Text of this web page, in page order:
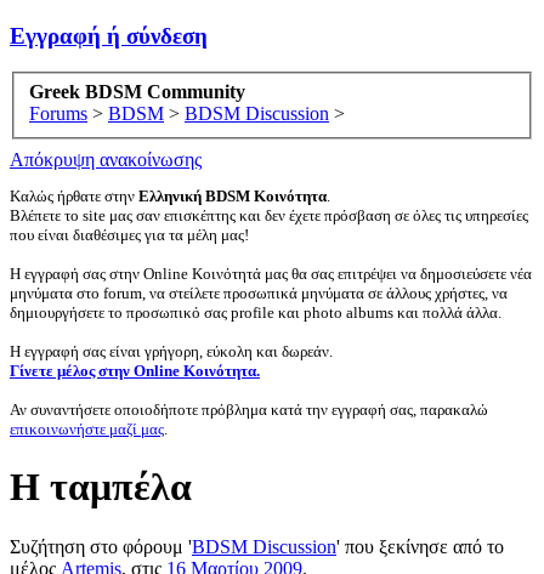
Εγγραφή ή σύνδεση
Greek BDSM Community
Forums > BDSM > BDSM Discussion >
Απόκρυψη ανακοίνωσης
Καλώς ήρθατε στην Ελληνική BDSM Κοινότητα.
Βλέπετε το site μας σαν επισκέπτης και δεν έχετε πρόσβαση σε όλες τις υπηρεσίες
που είναι διαθέσιμες για τα μέλη μας!
Η εγγραφή σας στην Online Κοινότητά μας θα σας επιτρέψει να δημοσιεύσετε νέα
μηνύματα στο forum, να στείλετε προσωπικά μηνύματα σε άλλους χρήστες, να
δημιουργήσετε το προσωπικό σας profile και photo albums και πολλά άλλα.
Η εγγραφή σας είναι γρήγορη, εύκολη και δωρεάν.
Γίνετε μέλος στην Online Κοινότητα.
Αν συναντήσετε οποιοδήποτε πρόβλημα κατά την εγγραφή σας, παρακαλώ
επικοινωνήστε μαζί μας.
Η ταμπέλα
Συζήτηση στο φόρουμ 'BDSM Discussion' που ξεκίνησε από το
μέλος Artemis, στις 16 Μαρτίου 2009.